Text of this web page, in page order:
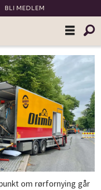
BLI MEDLEM
om rørfornying går